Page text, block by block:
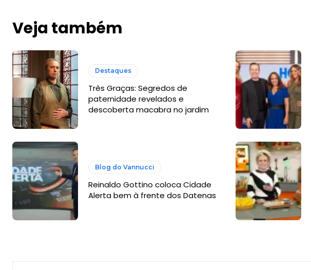
Veja também
Destaques
Três Graças: Segredos de
paternidade revelados e
descoberta macabra no jardim
Blog do Vannucci
Reinaldo Gottino coloca Cidade
Alerta bem à frente dos Datenas